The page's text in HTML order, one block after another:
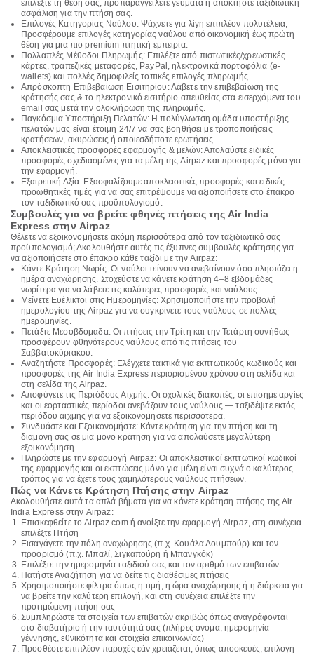
επιλέξτε τη θέση σας, προπαραγγείλετε γεύματα ή αποκτήστε ταξιδιωτική
ασφάλιση για την πτήση σας.
Επιλογές Κατηγορίας Ναύλου: Ψάχνετε για λίγη επιπλέον πολυτέλεια;
Προσφέρουμε επιλογές κατηγορίας ναύλου από οικονομική έως πρώτη
θέση για μια πιο premium πτητική εμπειρία.
Πολλαπλές Μέθοδοι Πληρωμής: Επιλέξτε από πιστωτικές/χρεωστικές
κάρτες, τραπεζικές μεταφορές, PayPal, ηλεκτρονικά πορτοφόλια (e-
wallets) και πολλές δημοφιλείς τοπικές επιλογές πληρωμής.
Απρόσκοπτη Επιβεβαίωση Εισιτηρίου: Λάβετε την επιβεβαίωση της
κράτησής σας & το ηλεκτρονικό εισιτήριο απευθείας στα εισερχόμενα του
email σας μετά την ολοκλήρωση της πληρωμής.
Παγκόσμια Υποστήριξη Πελατών: Η πολύγλωσση ομάδα υποστήριξης
πελατών μας είναι έτοιμη 24/7 να σας βοηθήσει με τροποποιήσεις
κρατήσεων, ακυρώσεις ή οποιεσδήποτε ερωτήσεις.
Αποκλειστικές προσφορές εφαρμογής & μελών: Απολαύστε ειδικές
προσφορές σχεδιασμένες για τα μέλη της Airpaz και προσφορές μόνο για
την εφαρμογή.
Εξαιρετική Αξία: Εξασφαλίζουμε αποκλειστικές προσφορές και ειδικές
προωθητικές τιμές για να σας επιτρέψουμε να αξιοποιήσετε στο έπακρο
τον ταξιδιωτικό σας προϋπολογισμό.
Συμβουλές για να βρείτε φθηνές πτήσεις της Air India
Express στην Airpaz
Θέλετε να εξοικονομήσετε ακόμη περισσότερα από τον ταξιδιωτικό σας
προϋπολογισμό; Ακολουθήστε αυτές τις έξυπνες συμβουλές κράτησης για
να αξιοποιήσετε στο έπακρο κάθε ταξίδι με την Airpaz:
Κάντε Κράτηση Νωρίς: Οι ναύλοι τείνουν να ανεβαίνουν όσο πλησιάζει η
ημέρα αναχώρησης. Στοχεύστε να κάνετε κράτηση 4–8 εβδομάδες
νωρίτερα για να λάβετε τις καλύτερες προσφορές και ναύλους.
Μείνετε Ευέλικτοι στις Ημερομηνίες: Χρησιμοποιήστε την προβολή
ημερολογίου της Airpaz για να συγκρίνετε τους ναύλους σε πολλές
ημερομηνίες.
Πετάξτε Μεσοβδόμαδα: Οι πτήσεις την Τρίτη και την Τετάρτη συνήθως
προσφέρουν φθηνότερους ναύλους από τις πτήσεις του
Σαββατοκύριακου.
Αναζητήστε Προσφορές: Ελέγχετε τακτικά για εκπτωτικούς κωδικούς και
προσφορές της Air India Express περιορισμένου χρόνου στη σελίδα και
στη σελίδα της Airpaz.
Αποφύγετε τις Περιόδους Αιχμής: Οι σχολικές διακοπές, οι επίσημε αργίες
και οι εορταστικές περίοδοι ανεβάζουν τους ναύλους — ταξιδέψτε εκτός
περιόδου αιχμής για να εξοικονομήσετε περισσότερα.
Συνδυάστε και Εξοικονομήστε: Κάντε κράτηση για την πτήση και τη
διαμονή σας σε μία μόνο κράτηση για να απολαύσετε μεγαλύτερη
εξοικονόμηση.
Πληρώστε με την εφαρμογή Airpaz: Οι αποκλειστικοί εκπτωτικοί κωδικοί
της εφαρμογής και οι εκπτώσεις μόνο για μέλη είναι συχνά ο καλύτερος
τρόπος για να έχετε τους χαμηλότερους ναύλους πτήσεων.
Πώς να Κάνετε Κράτηση Πτήσης στην Airpaz
Ακολουθήστε αυτά τα απλά βήματα για να κάνετε κράτηση πτήσης της Air
India Express στην Airpaz:
Επισκεφθείτε το Airpaz.com ή ανοίξτε την εφαρμογή Airpaz, στη συνέχεια
επιλέξτε Πτήση
Εισαγάγετε την πόλη αναχώρησης (π.χ. Κουάλα Λουμπούρ) και τον
προορισμό (π.χ. Μπαλί, Σιγκαπούρη ή Μπανγκόκ)
Επιλέξτε την ημερομηνία ταξιδιού σας και τον αριθμό των επιβατών
Πατήστε Αναζήτηση για να δείτε τις διαθέσιμες πτήσεις
Χρησιμοποιήστε φίλτρα όπως η τιμή, η ώρα αναχώρησης ή η διάρκεια για
να βρείτε την καλύτερη επιλογή, και στη συνέχεια επιλέξτε την
προτιμώμενη πτήση σας
Συμπληρώστε τα στοιχεία των επιβατών ακριβώς όπως αναγράφονται
στο διαβατήριο ή την ταυτότητά σας (πλήρες όνομα, ημερομηνία
γέννησης, εθνικότητα και στοιχεία επικοινωνίας)
Προσθέστε επιπλέον παροχές εάν χρειάζεται, όπως αποσκευές, επιλογή